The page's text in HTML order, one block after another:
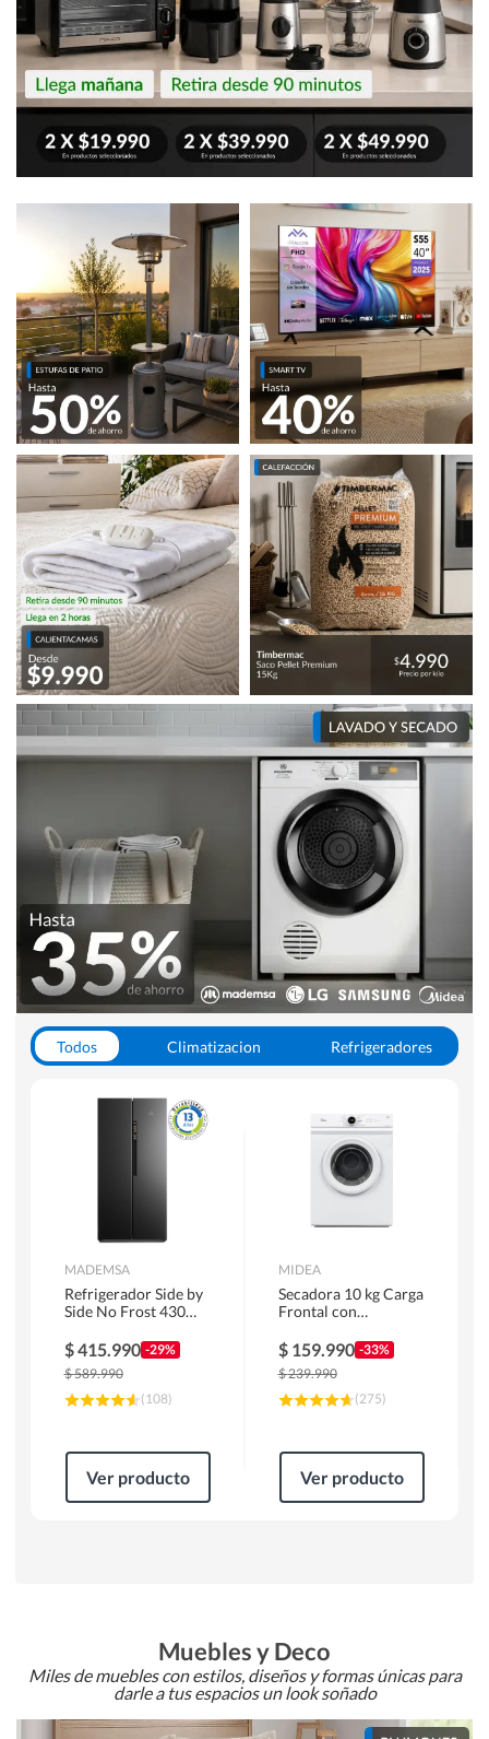
Todos Climatizacion
Refrigeradores
Hornos y Microondas
MADEMSA
Refrigerador Side by
Side No Frost 430
MAS430B
$415.990 -29%
$589.990
(108)
Ver producto
MIDEA
Secadora 10 kg Carga
Frontal con
MD100A100/W2
$ 159.990 -33%
$239.990
(275)
Ver producto
Muebles y Deco
Miles de muebles con estilos, diseños y formas únicas para
darle a tus espacios un look soñado